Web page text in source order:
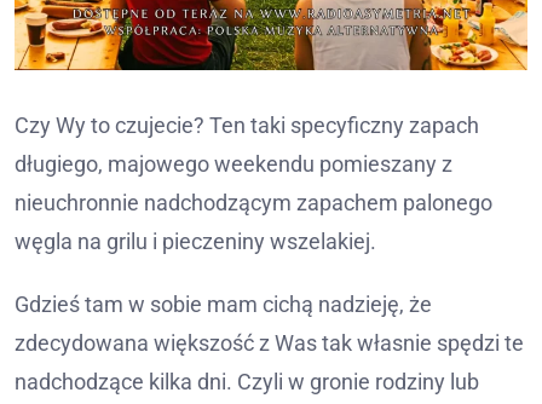
Czy Wy to czujecie? Ten taki specyficzny zapach
długiego, majowego weekendu pomieszany z
nieuchronnie nadchodzącym zapachem palonego
węgla na grilu i pieczeniny wszelakiej.
Gdzieś tam w sobie mam cichą nadzieję, że
zdecydowana większość z Was tak własnie spędzi te
nadchodzące kilka dni. Czyli w gronie rodziny lub